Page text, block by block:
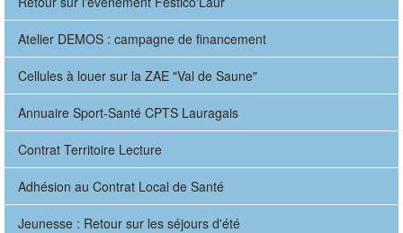
Atelier DEMOS : campagne de financement
Cellules à louer sur la ZAE "Val de Saune"
Annuaire Sport-Santé CPTS Lauragais
Contrat Territoire Lecture
Adhésion au Contrat Local de Santé
Jeunesse : Retour sur les séjours d'été